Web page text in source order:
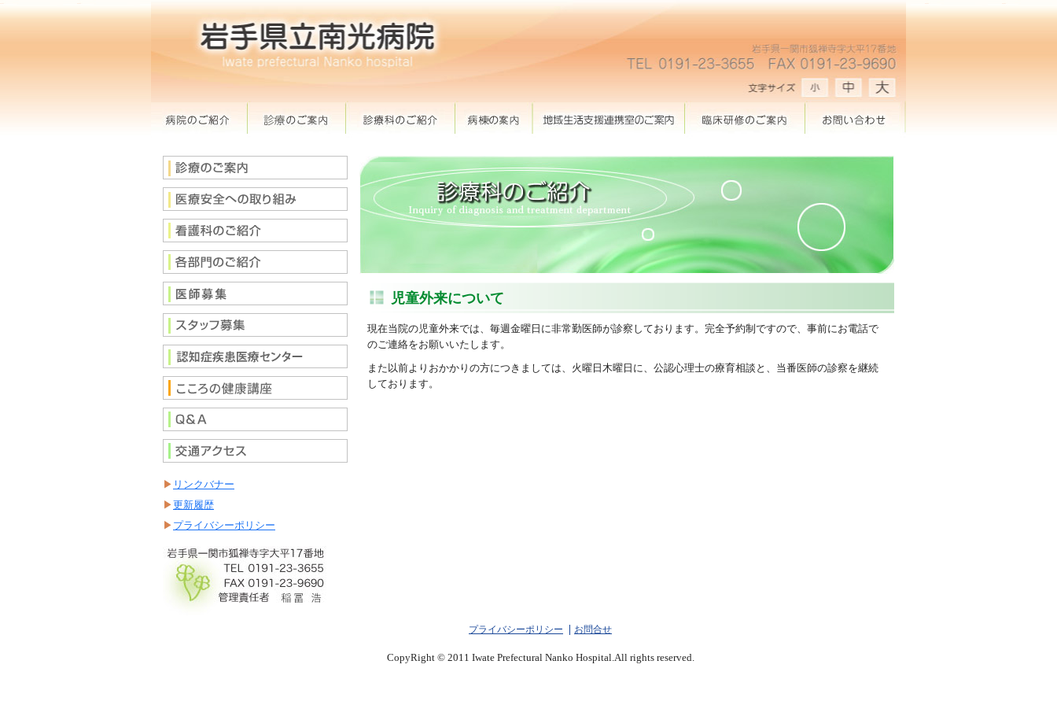
リンクバナー
更新履歴
プライバシーポリシー
児童外来について
現在当院の児童外来では、毎週金曜日に非常勤医師が診察しております。完全予約制ですので、事前にお電話で
のご連絡をお願いいたします。
また以前よりおかかりの方につきましては、火曜日木曜日に、公認心理士の療育相談と、当番医師の診察を継続
しております。
プライバシーポリシー お問合せ
CopyRight © 2011 Iwate Prefectural Nanko Hospital.All rights reserved.